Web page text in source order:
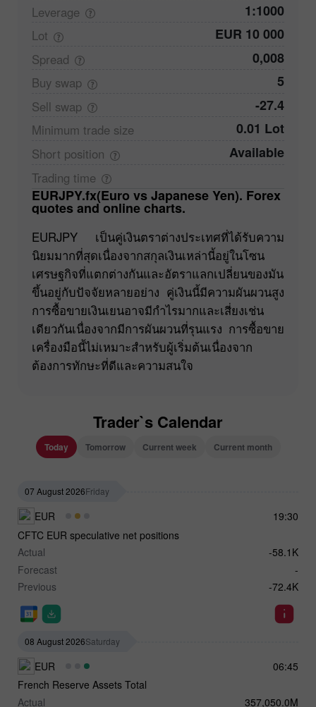
Leverage 1:1000
Lot EUR 10 000
Spread 0,008
Buy swap 5
Sell swap -27.4
Minimum trade size 0.01 Lot
Short position Available
Trading time
EURJPY.fx(Euro vs Japanese Yen). Forex
quotes and online charts.
EURJPY เป็นคู่เงินตราต่างประเทศที่ได้รับความ
นิยมมากที่สุดเนื่องจากสกุลเงินเหล่านี้อยู่ในโซน
เศรษฐกิจที่แตกต่างกันและอัตราแลกเปลี่ยนของมัน
ขึ้นอยู่กับปัจจัยหลายอย่าง คู่เงินนี้มีความผันผวนสูง
การซื้อขายเงินเยนอาจมีกำไรมากและเสี่ยงเช่น
เดียวกันเนื่องจากมีการผันผวนที่รุนแรง การซื้อขาย
เครื่องมือนี้ไม่เหมาะสำหรับผู้เริ่มต้นเนื่องจาก
ต้องการทักษะที่ดีและความสนใจ
Trader`s Calendar
Today Tomorrow Current week Current month
07 August 2026Friday
19:30
EUR
CFTC EUR speculative net positions
Actual
-58.1K
Forecast
-
Previous
-72.4K
08 August 2026Saturday
06:45
EUR
French Reserve Assets Total
Actual
357,050.0M